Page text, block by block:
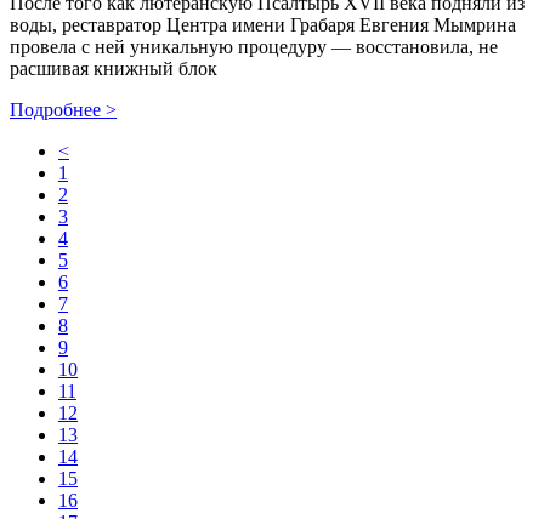
воды, реставратор Центра имени Грабаря Евгения Мымрина
провела с ней уникальную процедуру — восстановила, не
расшивая книжный блок
Подробнее >
<
1
2
3
4
5
6
7
8
9
10
11
12
13
14
15
16